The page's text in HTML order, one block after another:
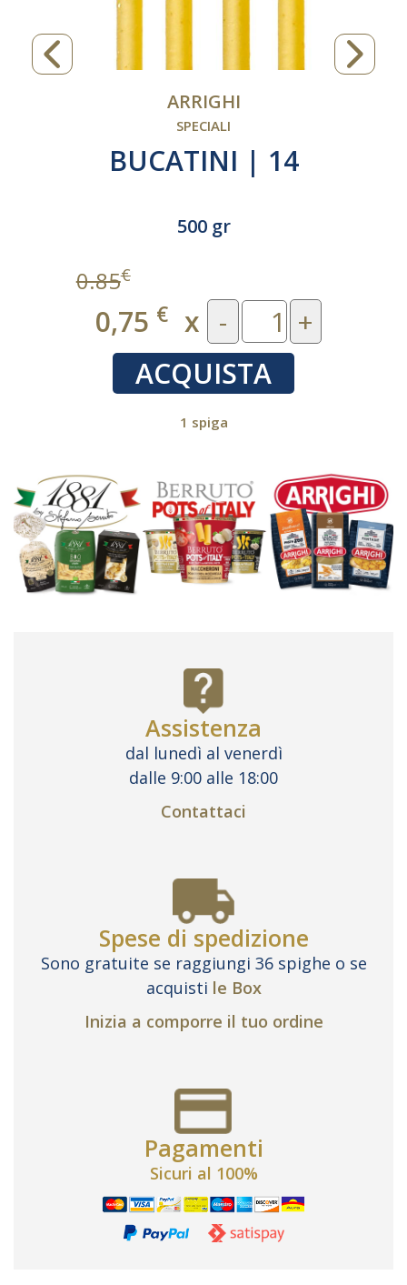
ARRIGHI
SPECIALI
BUCATINI | 14
500 gr
0.85€
0,75 € x -
+
ACQUISTA
1 spiga
Assistenza
dal lunedì al venerdì
dalle 9:00 alle 18:00
Contattaci
Spese di spedizione
Sono gratuite se raggiungi 36 spighe o se
acquisti le Box
Inizia a comporre il tuo ordine
Pagamenti
Sicuri al 100%